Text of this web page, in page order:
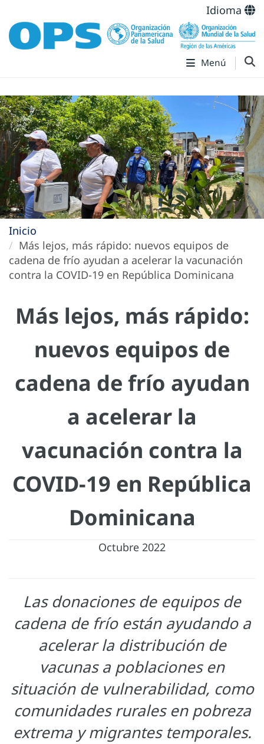
Idioma
Menú
Inicio
Más lejos, más rápido: nuevos equipos de
cadena de frío ayudan a acelerar la vacunación
contra la COVID-19 en República Dominicana
Más lejos, más rápido:
nuevos equipos de
cadena de frío ayudan
a acelerar la
vacunación contra la
COVID-19 en República
Dominicana
Octubre 2022
Las donaciones de equipos de
cadena de frío están ayudando a
acelerar la distribución de
vacunas a poblaciones en
situación de vulnerabilidad, como
comunidades rurales en pobreza
extrema y migrantes temporales.